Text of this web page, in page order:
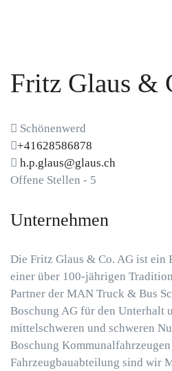
Fritz Glaus &
Schönenwerd
+41628586878
h.p.glaus@glaus.ch
Offene Stellen - 5
Unternehmen
Die Fritz Glaus & Co. AG ist ein
einer über 100-jährigen
Partner der MAN Truck & Bus
Boschung AG für den Unterhalt
mittelschweren und schweren
Boschung
Fahrzeugbauabteilung sind wir